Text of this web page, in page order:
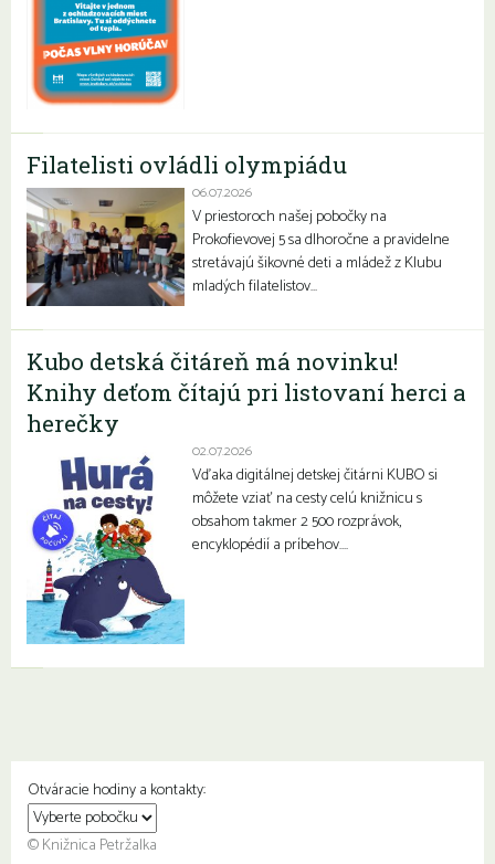
Filatelisti ovládli olympiádu
06.07.2026
V priestoroch našej pobočky na
Prokofievovej 5 sa dlhoročne a pravidelne
stretávajú šikovné deti a mládež z Klubu
mladých filatelistov…
Kubo detská čitáreň má novinku!
Knihy deťom čítajú pri listovaní herci a
herečky
02.07.2026
Vďaka digitálnej detskej čitárni KUBO si
môžete vziať na cesty celú knižnicu s
obsahom takmer 2 500 rozprávok,
encyklopédií a príbehov….
Otváracie hodiny a kontakty:
© Knižnica Petržalka